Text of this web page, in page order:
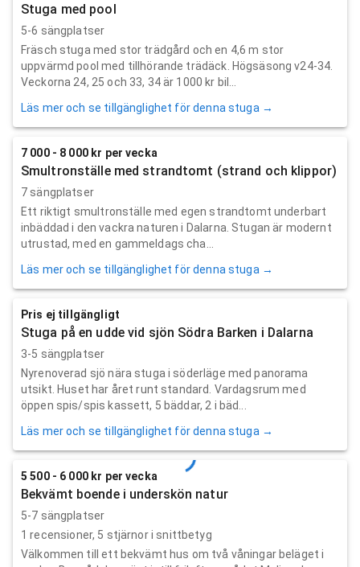
Stuga med pool
5-6 sängplatser
Fräsch stuga med stor trädgård och en 4,6 m stor
uppvärmd pool med tillhörande trädäck. Högsäsong v24-34.
Veckorna 24, 25 och 33, 34 är 1000 kr bil...
Läs mer och se tillgänglighet för denna stuga →
7 000 - 8 000 kr per vecka
Smultronställe med strandtomt (strand och klippor)
7 sängplatser
Ett riktigt smultronställe med egen strandtomt underbart
inbäddad i den vackra naturen i Dalarna. Stugan är modernt
utrustad, med en gammeldags cha...
Läs mer och se tillgänglighet för denna stuga →
Pris ej tillgängligt
Stuga på en udde vid sjön Södra Barken i Dalarna
3-5 sängplatser
Nyrenoverad sjö nära stuga i söderläge med panorama
utsikt. Huset har året runt standard. Vardagsrum med
öppen spis/spis kassett, 5 bäddar, 2 i bäd...
Läs mer och se tillgänglighet för denna stuga →
5 500 - 6 000 kr per vecka
Bekvämt boende i underskön natur
5-7 sängplatser
1 recensioner, 5 stjärnor i snittbetyg
Välkommen till ett bekvämt hus om två våningar beläget i